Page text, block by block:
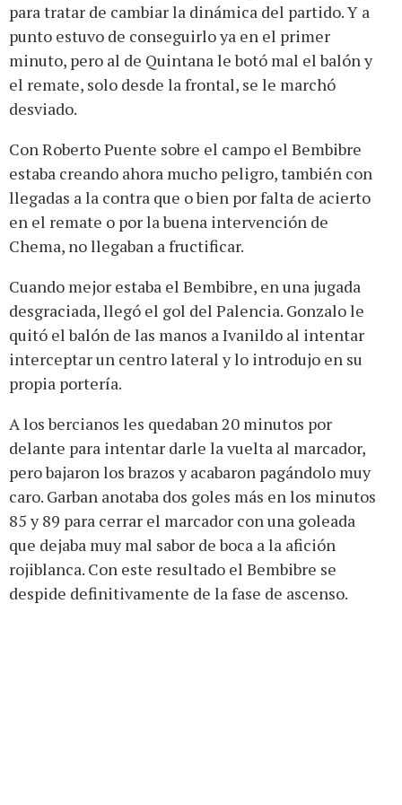
para tratar de cambiar la dinámica del partido. Y a
punto estuvo de conseguirlo ya en el primer
minuto, pero al de Quintana le botó mal el balón y
el remate, solo desde la frontal, se le marchó
desviado.
Con Roberto Puente sobre el campo el Bembibre
estaba creando ahora mucho peligro, también con
llegadas a la contra que o bien por falta de acierto
en el remate o por la buena intervención de
Chema, no llegaban a fructificar.
Cuando mejor estaba el Bembibre, en una jugada
desgraciada, llegó el gol del Palencia. Gonzalo le
quitó el balón de las manos a Ivanildo al intentar
interceptar un centro lateral y lo introdujo en su
propia portería.
A los bercianos les quedaban 20 minutos por
delante para intentar darle la vuelta al marcador,
pero bajaron los brazos y acabaron pagándolo muy
caro. Garban anotaba dos goles más en los minutos
85 y 89 para cerrar el marcador con una goleada
que dejaba muy mal sabor de boca a la afición
rojiblanca. Con este resultado el Bembibre se
despide definitivamente de la fase de ascenso.